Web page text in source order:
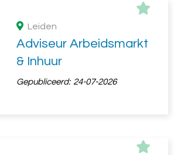
Leiden
Adviseur Arbeidsmarkt
& Inhuur
Gepubliceerd: 24-07-2026